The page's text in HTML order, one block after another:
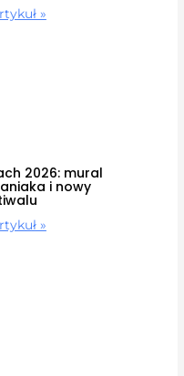
»
2026: mural
i nowy
»